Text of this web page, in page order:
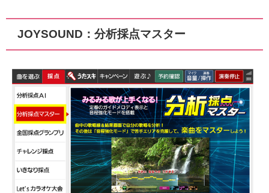
JOYSOUND：分析採点マスター